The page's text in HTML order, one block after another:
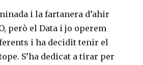
i la fartanera d’ahir
però el Data i jo operem
i ha decidit tenir el
S’ha dedicat a tirar per